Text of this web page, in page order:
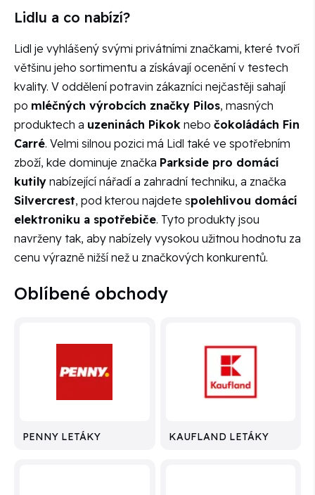
Lidlu a co nabízí?
Lidl je vyhlášený svými privátními značkami, které tvoří
většinu jeho sortimentu a získávají ocenění v testech
kvality. V oddělení potravin zákazníci nejčastěji sahají
po mléčných výrobcích značky Pilos, masných
produktech a uzeninách Pikok nebo čokoládách Fin
Carré. Velmi silnou pozici má Lidl také ve spotřebním
zboží, kde dominuje značka Parkside pro domácí
kutily nabízející nářadí a zahradní techniku, a značka
Silvercrest, pod kterou najdete spolehlivou domácí
elektroniku a spotřebiče. Tyto produkty jsou
navrženy tak, aby nabízely vysokou užitnou hodnotu za
cenu výrazně nižší než u značkových konkurentů.
Oblíbené obchody
PENNY LETÁKY KAUFLAND LETÁKY